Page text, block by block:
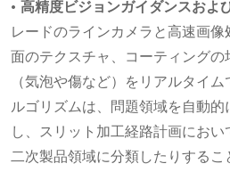
• 高精度ビジョンガイダンスおよ
レードのラインカメラと高速画
面のテクスチャ、コーティング
（気泡や傷など）をリアルタイ
ルゴリズムは、問題領域を自動
し、スリット加工経路計画におい
二次製品領域に分類したりする